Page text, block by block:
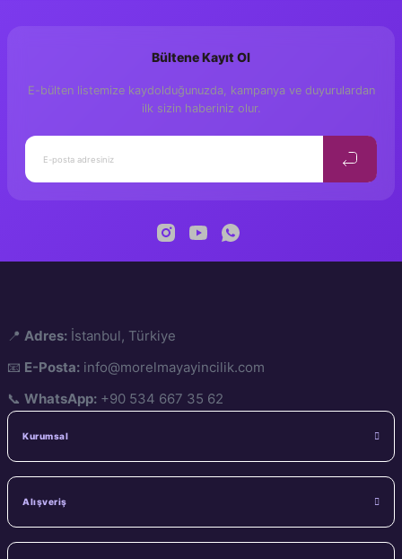
Bültene Kayıt Ol
E-bülten listemize kaydolduğunuzda, kampanya ve duyurulardan
ilk sizin haberiniz olur.
📍 Adres: İstanbul, Türkiye
📧 E-Posta: info@morelmayayincilik.com
📞 WhatsApp: +90 534 667 35 62
Kurumsal
Alışveriş